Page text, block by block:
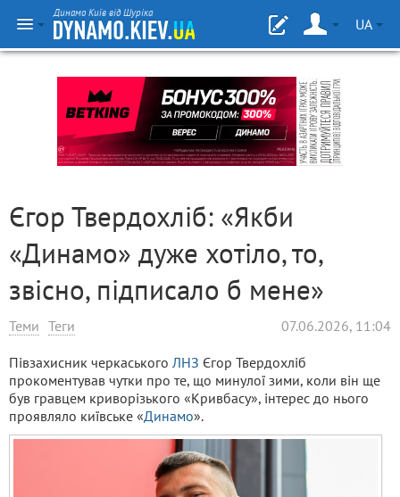
Динамо Київ від Шуріка
UA
Єгор Твердохліб: «Якби
«Динамо» дуже хотіло, то,
звісно, підписало б мене»
Теми Теги 07.06.2026, 11:04
Півзахисник черкаського ЛНЗ Єгор Твердохліб
прокоментував чутки про те, що минулої зими, коли він ще
був гравцем криворізького «Кривбасу», інтерес до нього
проявляло київське «Динамо».